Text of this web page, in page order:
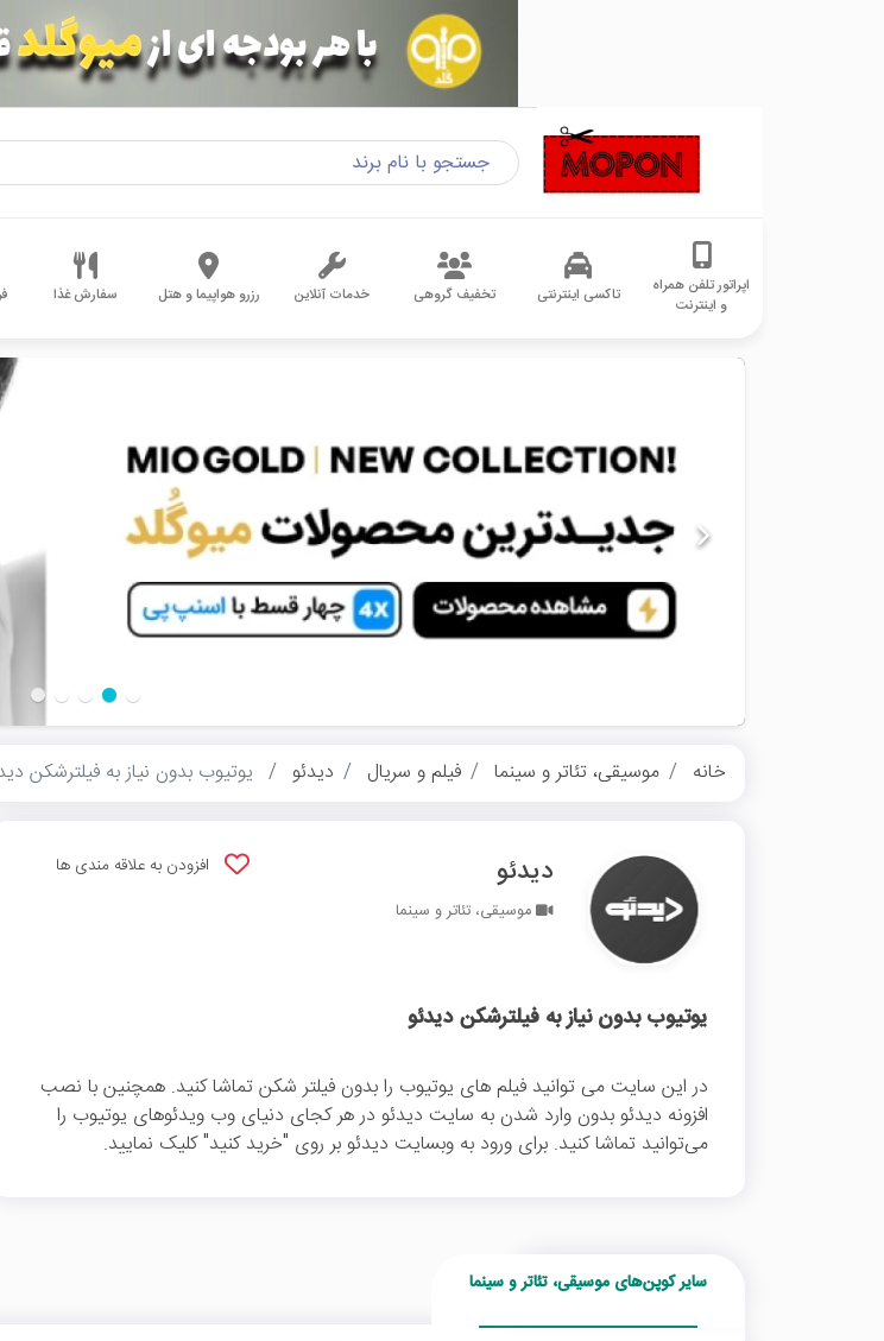
اپراتور تلفن همراه
و اینترنت
تاکسی اینترنتی تخفیف گروهی خدمات آنلاین رزرو هواپیما و هتل سفارش غذا
خانه موسیقی، تئاتر و سینما فیلم و سریال دیدئو یوتیوب بدون نیاز به فیلترشکن
دیدئو
موسیقی، تئاتر و سینما
افزودن به علاقه مندی ها
یوتیوب بدون نیاز به فیلترشکن دیدئو
در این سایت می توانید فیلم های یوتیوب را بدون فیلتر شکن تماشا کنید. همچنین با نصب
افزونه دیدئو بدون وارد شدن به سایت دیدئو در هر کجای دنیای وب ویدئوهای یوتیوب را
می‌توانید تماشا کنید. برای ورود به وبسایت دیدئو بر روی "خرید کنید" کلیک نمایید.
سایر کوپن‌های موسیقی، تئاتر و سینما